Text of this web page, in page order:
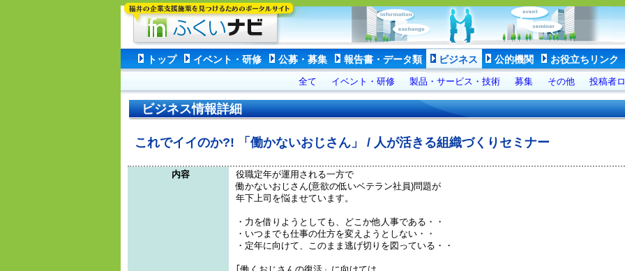
トップ イベント・研修 公募・募集 報告書・データ類 ビジネス 公的機関 お役立ちリンク
全て イベント・研修 製品・サービス・技術 募集 その他 投稿者
ビジネス情報詳細
これでイイのか?! 「働かないおじさん」 / 人が活きる組織づくりセミナー
内容
役職定年が運用される一方で
働かないおじさん(意欲の低いベテラン社員)問題が
年下上司を悩ませています。
・力を借りようとしても、どこか他人事である・・
・いつまでも仕事の仕方を変えようとしない・・
・定年に向けて、このまま逃げ切りを図っている・・